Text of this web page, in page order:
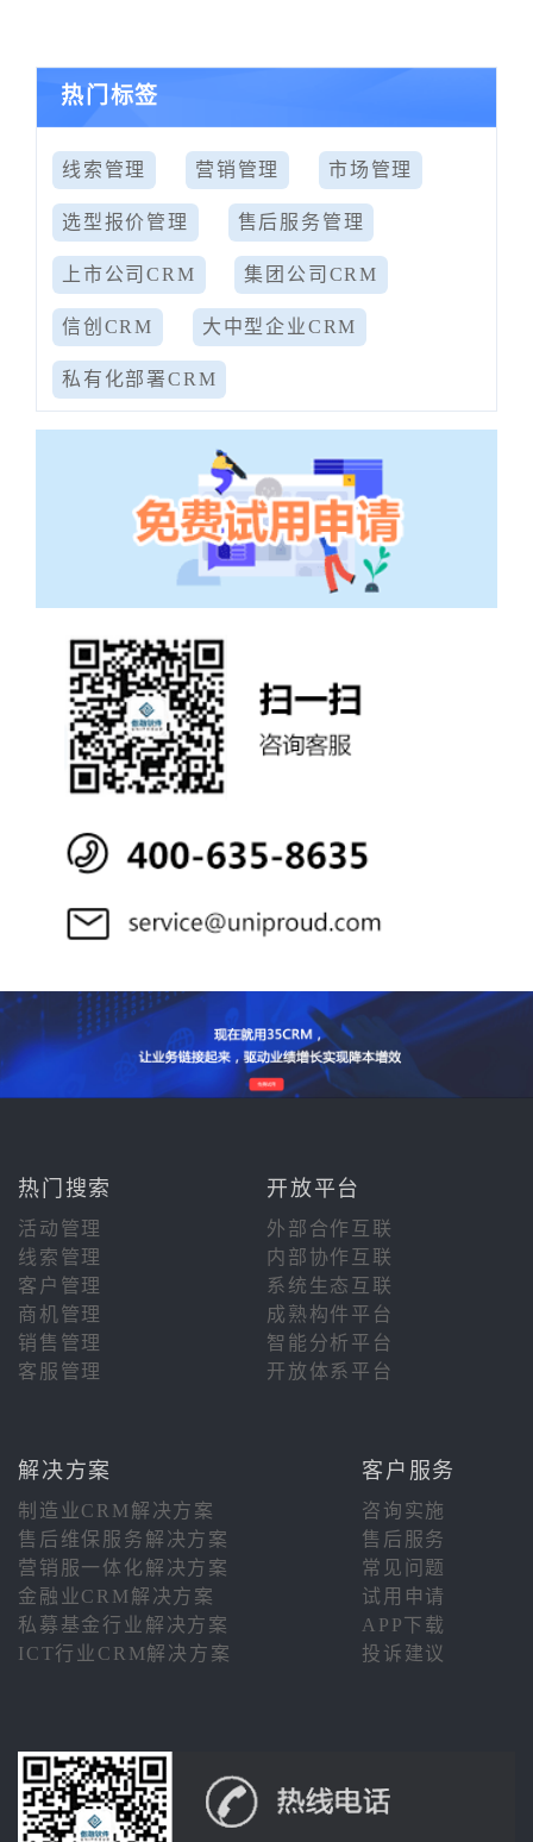
热门标签
线索管理 营销管理 市场管理
选型报价管理 售后服务管理
上市公司CRM 集团公司CRM
信创CRM 大中型企业CRM
私有化部署CRM
热门搜索 开放平台
活动管理
外部合作互联
线索管理
内部协作互联
客户管理
系统生态互联
商机管理
成熟构件平台
销售管理
智能分析平台
客服管理
开放体系平台
解决方案 客户服务
制造业CRM解决方案
咨询实施
售后维保服务解决方案
售后服务
营销服一体化解决方案
常见问题
金融业CRM解决方案
试用申请
私募基金行业解决方案
APP下载
ICT行业CRM解决方案
投诉建议